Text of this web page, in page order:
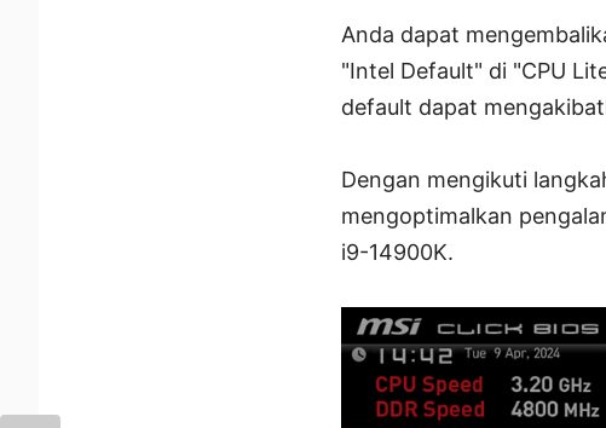
Anda dapat
"Intel Default" di "CPU
default dapat
Dengan mengikuti
mengoptimalkan
i9-14900K.